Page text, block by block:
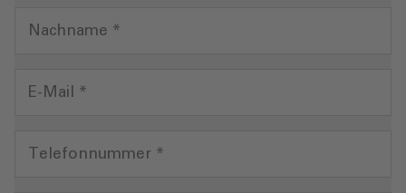
Nachname *
E-Mail *
Telefonnummer *